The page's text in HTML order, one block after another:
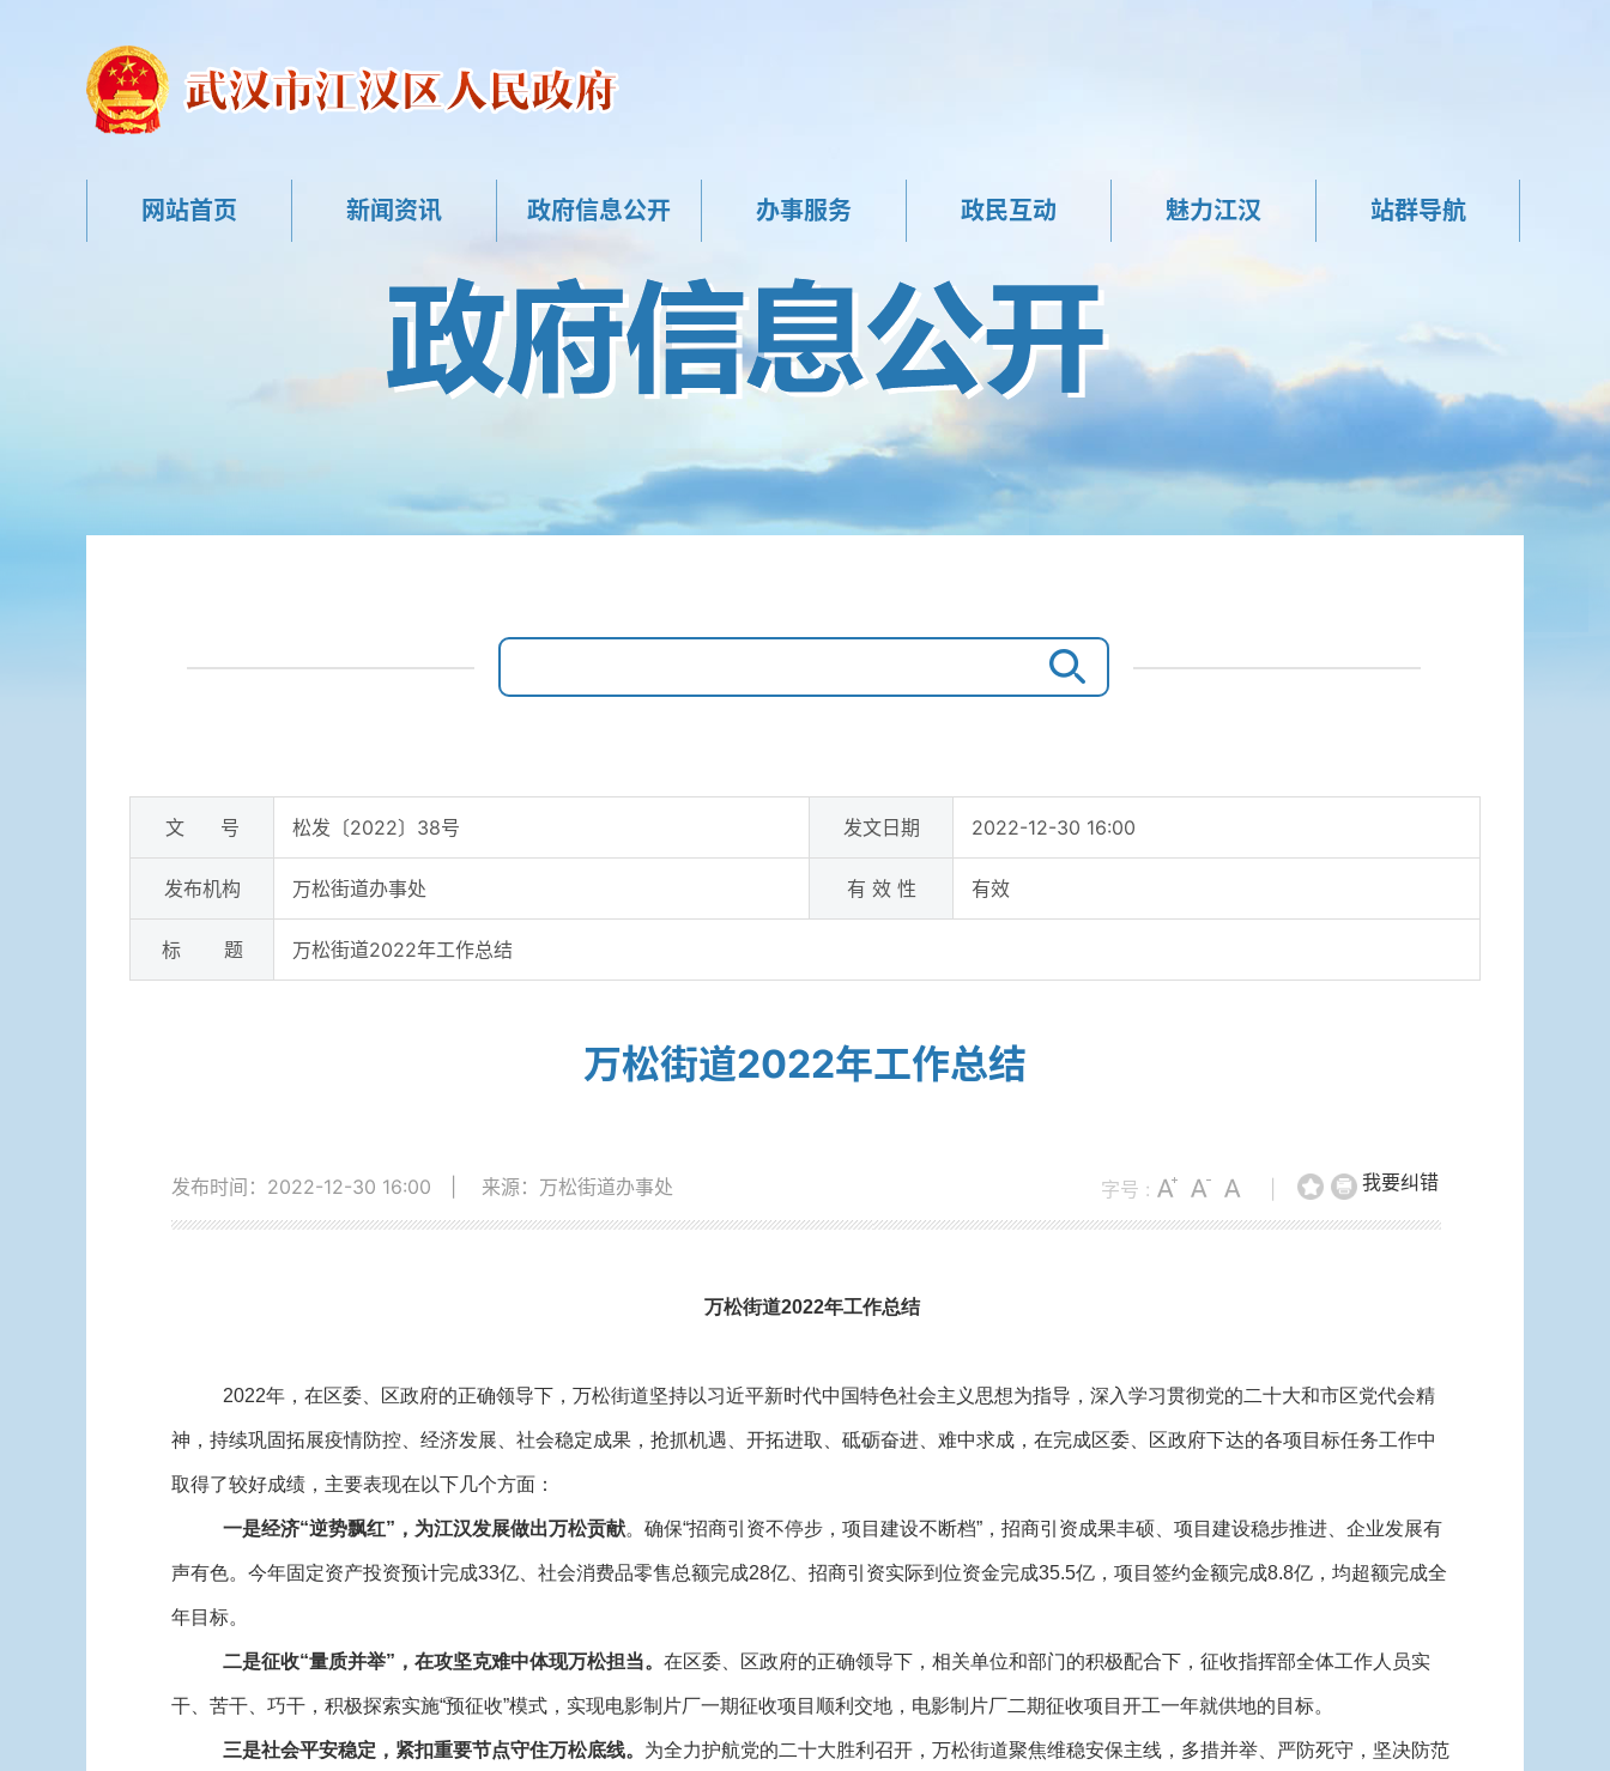
网站首页 新闻资讯 政府信息公开 办事服务 政民互动 魅力江汉 站群导航
文 号 松发〔2022〕38号 发文日期 2022-12-30 16:00
发布机构 万松街道办事处 有 效 性 有效
标 题 万松街道2022年工作总结
万松街道2022年工作总结
我要纠错
字号 :
发布时间：2022-12-30 16:00 来源：万松街道办事处
万松街道2022年工作总结
2022年，在区委、区政府的正确领导下，万松街道坚持以习近平新时代中国特色社会主义思想为指导，深入学习贯彻党的二十大和市区党代会精
神，持续巩固拓展疫情防控、经济发展、社会稳定成果，抢抓机遇、开拓进取、砥砺奋进、难中求成，在完成区委、区政府下达的各项目标任务工作中
取得了较好成绩，主要表现在以下几个方面：
一是经济“逆势飘红” ，为江汉发展做出万松贡献。确保“招商引资不停步，项目建设不断档”，招商引资成果丰硕、项目建设稳步推进、企业发展有
声有色。今年固定资产投资预计完成33亿、社会消费品零售总额完成28亿、招商引资实际到位资金完成35.5亿，项目签约金额完成8.8亿，均超额完成全
年目标。
二是征收“量质并举” ，在攻坚克难中体现万松担当。 在区委、区政府的正确领导下，相关单位和部门的积极配合下，征收指挥部全体工作人员实
干、苦干、巧干，积极探索实施“预征收”模式，实现电影制片厂一期征收项目顺利交地，电影制片厂二期征收项目开工一年就供地的目标。
三是社会平安稳定 ，紧扣重要节点守住万松底线。 为全力护航党的二十大胜利召开，万松街道聚焦维稳安保主线，多措并举、严防死守，坚决防范